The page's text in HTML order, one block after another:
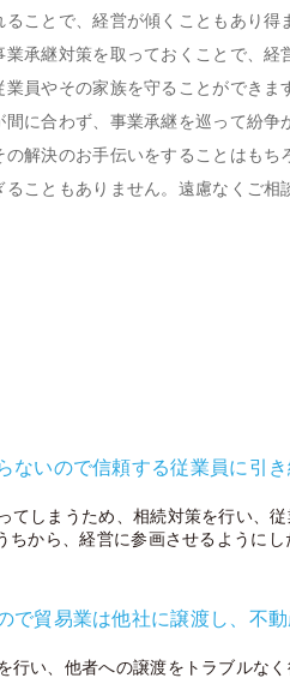
ことで、経営が傾くこともあり得
業承継対策を取っておくことで、経
員やその家族を守ることができま
間に合わず、事業承継を巡って紛争
の解決のお手伝いをすることはも
こともありません。遠慮なくご相
いので信頼する従業員に引
しまうため、相続対策を行い、
から、経営に参画させるようにし
貿易業は他社に譲渡し、不
い、他者への譲渡をトラブルな